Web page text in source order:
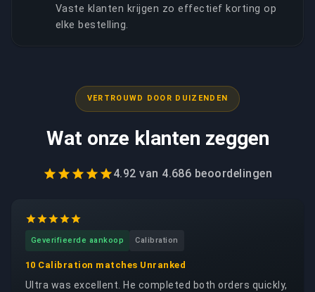
Vaste klanten krijgen zo effectief korting op
elke bestelling.
VERTROUWD DOOR DUIZENDEN
Wat onze klanten zeggen
4.92van 4.686 beoordelingen
Geverifieerde aankoop Calibration
10 Calibration matches Unranked
Ultra was excellent. He completed both orders quickly,